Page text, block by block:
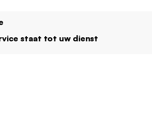
staat tot uw dienst